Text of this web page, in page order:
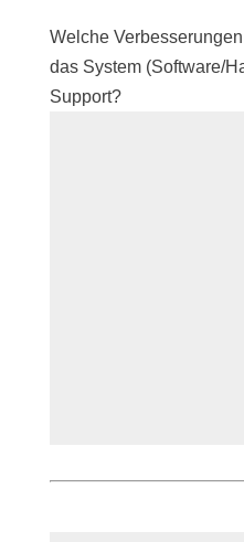
Welche
das System (Software/
Support?